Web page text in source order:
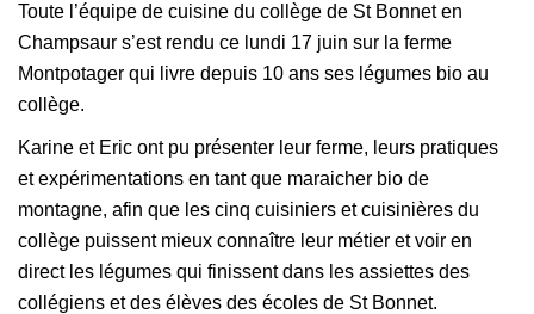
Toute l’équipe de cuisine du collège de St Bonnet en
Champsaur s’est rendu ce lundi 17 juin sur la ferme
Montpotager qui livre depuis 10 ans ses légumes bio au
collège.
Karine et Eric ont pu présenter leur ferme, leurs pratiques
et expérimentations en tant que maraicher bio de
montagne, afin que les cinq cuisiniers et cuisinières du
collège puissent mieux connaître leur métier et voir en
direct les légumes qui finissent dans les assiettes des
collégiens et des élèves des écoles de St Bonnet.